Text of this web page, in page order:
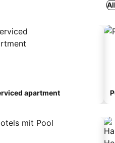
apartment